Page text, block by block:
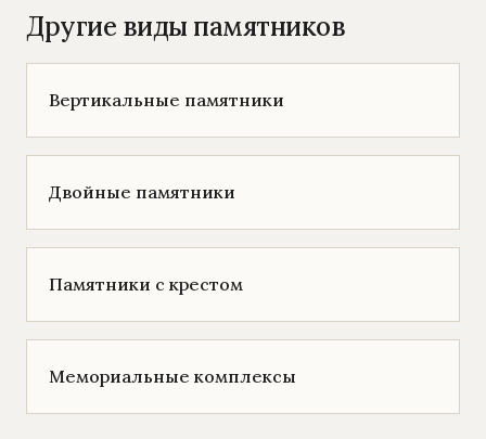
Другие виды памятников
Вертикальные памятники
Двойные памятники
Памятники с крестом
Мемориальные комплексы